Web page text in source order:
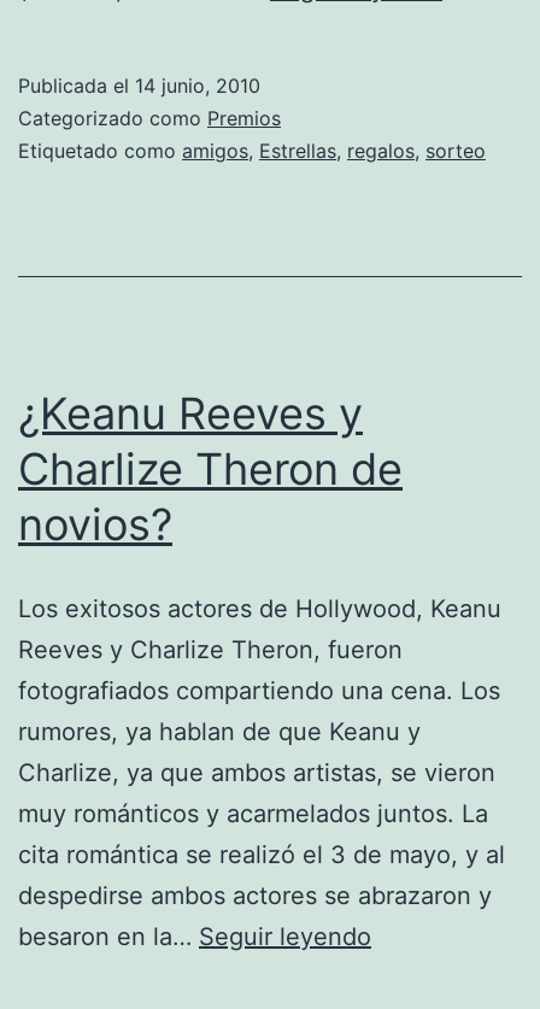
por
Publicada el 14 junio, 2010
Categorizado como Premios
Etiquetado como amigos, Estrellas, regalos, sorteo
¿Keanu Reeves y
Charlize Theron de
novios?
Los exitosos actores de Hollywood, Keanu
Reeves y Charlize Theron, fueron
fotografiados compartiendo una cena. Los
rumores, ya hablan de que Keanu y
Charlize, ya que ambos artistas, se vieron
muy románticos y acarmelados juntos. La
cita romántica se realizó el 3 de mayo, y al
despedirse ambos actores se abrazaron y
besaron en la… Seguir leyendo